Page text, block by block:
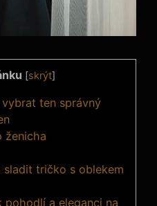
[skrýt]
ten správný
ženicha
sladit tričko s oblekem
a eleganci na